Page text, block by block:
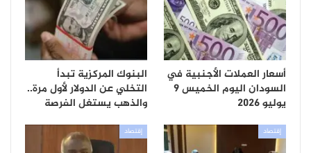
أسعار العملات الأجنبية في
السودان اليوم الخميس 9
يوليو 2026
البنوك المركزية تبدأ
التخلي عن الدولار لأول مرة..
والذهب يستغل الفرصة
إقتصاد إقتصاد